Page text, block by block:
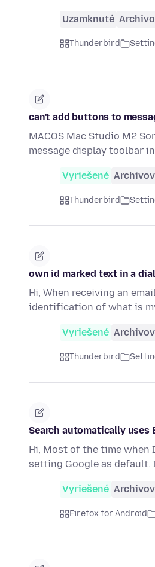
Uzamknuté
Thunderbird
can't add buttons to
MACOS Mac Studio M2
message display toolbar in
Vyriešené
Thunderbird
own id marked text in a
Hi, When receiving an
identification of what is
Vyriešené
Thunderbird
Search automatically uses
Hi, Most of the time when
setting Google as default.
Vyriešené
Firefox for Android